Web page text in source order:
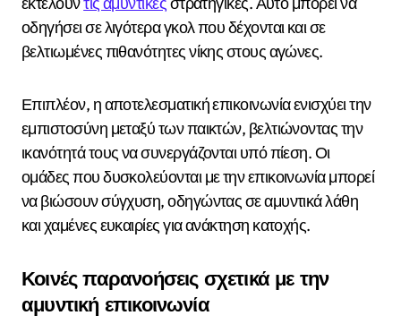
οδηγήσει σε λιγότερα γκολ που δέχονται και σε
βελτιωμένες πιθανότητες νίκης στους αγώνες.
Επιπλέον, η αποτελεσματική επικοινωνία ενισχύει την
εμπιστοσύνη μεταξύ των παικτών, βελτιώνοντας την
ικανότητά τους να συνεργάζονται υπό πίεση. Οι
ομάδες που δυσκολεύονται με την επικοινωνία μπορεί
να βιώσουν σύγχυση, οδηγώντας σε αμυντικά λάθη
και χαμένες ευκαιρίες για ανάκτηση κατοχής.
Κοινές παρανοήσεις σχετικά με την
αμυντική επικοινωνία